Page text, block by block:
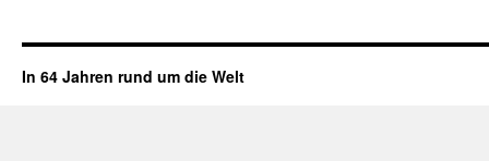
In 64 Jahren rund um die Welt